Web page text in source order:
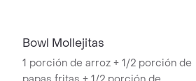
Bowl Mollejitas
1 porción de arroz + 1/2 porción de